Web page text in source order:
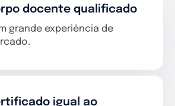
docente qualificado
grande experiência de
igual ao